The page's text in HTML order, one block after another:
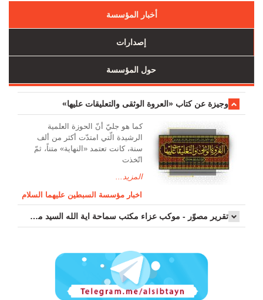
أخبار المؤسسة
إصدارات
حول المؤسسة
وجیزة عن کتاب «العروة الوثقی والتعلیقات علیها»
کما هو جليّ أنّ الحوزة العلمیة
الرشیدة الّتي امتدّت أكثر من ألف
سنة، كانت تعتمد «النهاية» متناً، ثمّ
اتّخذت
المزيد...
اخبار مؤسسة السبطين عليهما السلام
تقرير مصوّر - موكب عزاء مکتب سماحة اية الله السيد مرتضى الموسوي الاصفهاني في يوم إستشهاد السيدة فاطم...